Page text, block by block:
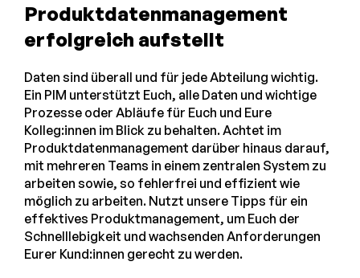
Produktdatenmanagement
erfolgreich aufstellt
Daten sind überall und für jede Abteilung wichtig.
Ein PIM unterstützt Euch, alle Daten und wichtige
Prozesse oder Abläufe für Euch und Eure
Kolleg:innen im Blick zu behalten. Achtet im
Produktdatenmanagement darüber hinaus darauf,
mit mehreren Teams in einem zentralen System zu
arbeiten sowie, so fehlerfrei und effizient wie
möglich zu arbeiten. Nutzt unsere Tipps für ein
effektives Produktmanagement, um Euch der
Schnelllebigkeit und wachsenden Anforderungen
Eurer Kund:innen gerecht zu werden.